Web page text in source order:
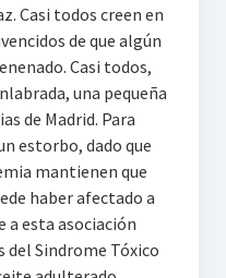
Casi todos creen en
de que algún
Casi todos,
una pequeña
de Madrid. Para
estorbo, dado que
mantienen que
haber afectado a
a esta asociación
del Sindrome Tóxico